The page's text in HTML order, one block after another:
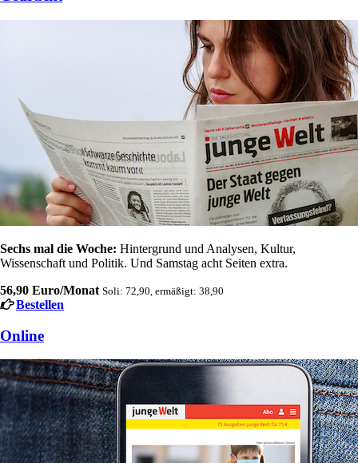
Sechs mal die Woche: Hintergrund und Analysen, Kultur,
Wissenschaft und Politik. Und Samstag acht Seiten extra.
56,90 Euro/Monat Soli: 72,90, ermäßigt: 38,90
Bestellen
Online